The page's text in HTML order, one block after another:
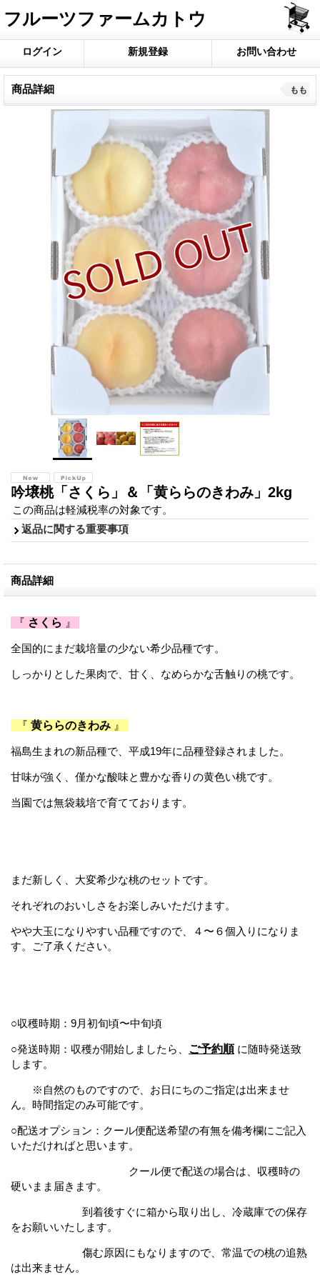
フルーツファームカトウ
ログイン 新規登録 お問い合わせ
商品詳細 もも
吟壌桃「さくら」＆「黄ららのきわみ」2kg
この商品は軽減税率の対象です。
返品に関する重要事項
商品詳細
『 さくら 』
全国的にまだ栽培量の少ない希少品種です。
しっかりとした果肉で、 甘く、なめらかな舌触りの桃です。
『 黄ららのきわみ 』
福島生まれの新品種で、 平成19年に品種登録されました。
甘味が強く、 僅かな酸味と豊かな香りの黄色い桃です。
当園では無袋栽培で育てております。
まだ新しく、大変希少な桃のセットです。
それぞれのおいしさをお楽しみいただけます。
やや大玉になりやすい品種ですので、４〜６個入りになりま
す。ご了承ください。
○収穫時期： 9月初旬頃〜中旬頃
○発送時期：収穫が開始しましたら、 ご予約順 に随時発送致
します。
※ 自然のものですので、お日にちのご指定は出来ませ
ん。時間指定のみ可能です。
○配送オプション：クール便配送希望の有無を備考欄にご記入
いただければと思います。
クール便で配送の場合は、収穫時の
硬いまま届きます。
到着後すぐに箱から取り出し、冷蔵庫での保存
をお願いいたします。
傷む原因にもなりますので、常温での桃の追熟
は出来ません。